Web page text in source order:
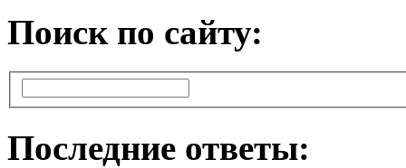
Поиск по сайту:
Последние ответы: